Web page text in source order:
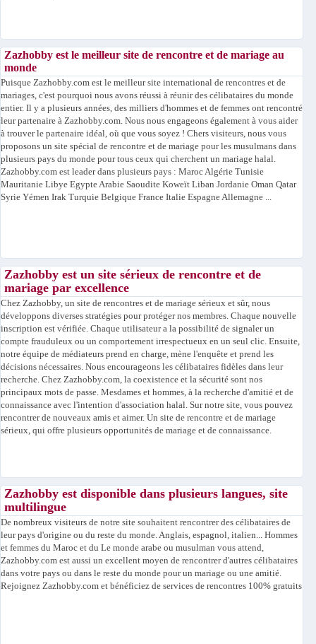
Zazhobby est le meilleur site de rencontre et de mariage au
monde
Puisque Zazhobby.com est le meilleur site international de rencontres et de
mariages, c'est pourquoi nous avons réussi à réunir des célibataires du monde
entier. Il y a plusieurs années, des milliers d'hommes et de femmes ont rencontré
leur partenaire à Zazhobby.com. Nous nous engageons également à vous aider
à trouver le partenaire idéal, où que vous soyez ! Chers visiteurs, nous vous
proposons un site spécial de rencontre et de mariage pour les musulmans dans
plusieurs pays du monde pour tous ceux qui cherchent un mariage halal.
Zazhobby.com est leader dans plusieurs pays : Maroc Algérie Tunisie
Mauritanie Libye Egypte Arabie Saoudite Koweït Liban Jordanie Oman Qatar
Syrie Yémen Irak Turquie Belgique France Italie Espagne Allemagne ...
Zazhobby est un site sérieux de rencontre et de
mariage par excellence
Chez Zazhobby, un site de rencontres et de mariage sérieux et sûr, nous
développons diverses stratégies pour protéger nos membres. Chaque nouvelle
inscription est vérifiée. Chaque utilisateur a la possibilité de signaler un
compte frauduleux ou un comportement irrespectueux en un seul clic. Ensuite,
notre équipe de médiateurs prend en charge, mène l'enquête et prend les
décisions nécessaires. Nous encourageons les célibataires fidèles dans leur
recherche. Chez Zazhobby.com, la coexistence et la sécurité sont nos
principaux mots de passe. Mesdames et hommes, à la recherche d'amitié et de
connaissance avec l'intention d'association halal. Sur notre site, vous pouvez
rencontrer de nouveaux amis et aimer. Un site de rencontre et de mariage
sérieux, qui offre plusieurs opportunités de mariage et de connaissance.
Zazhobby est disponible dans plusieurs langues, site
multilingue
De nombreux visiteurs de notre site souhaitent rencontrer des célibataires de
leur pays d'origine ou du reste du monde. Anglais, espagnol, italien... Hommes
et femmes du Maroc et du Le monde arabe ou musulman vous attend,
Zazhobby.com est aussi un excellent moyen de rencontrer d'autres célibataires
dans votre pays ou dans le reste du monde pour un mariage ou une amitié.
Rejoignez Zazhobby.com et bénéficiez de services de rencontres 100% gratuits